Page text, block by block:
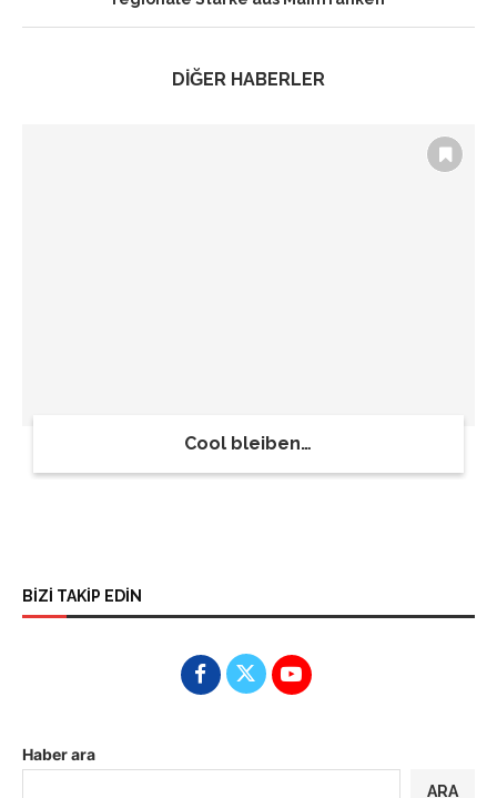
DİĞER HABERLER
Cool bleiben…
BİZİ TAKİP EDİN
Haber ara
ARA